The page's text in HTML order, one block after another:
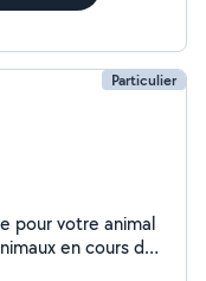
Particulier
pour votre animal
en cours de